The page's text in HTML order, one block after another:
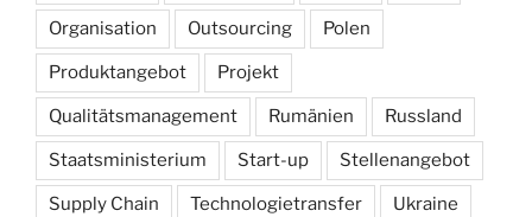
Organisation Outsourcing Polen
Produktangebot Projekt
Qualitätsmanagement Rumänien Russland
Staatsministerium Start-up Stellenangebot
Supply Chain Technologietransfer Ukraine